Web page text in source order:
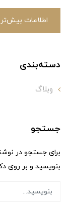
اطلاعات بیش‌تر
دسته‌بندی
وبلاگ
جستجو
برای جستجو در
بنویسید و بر روی